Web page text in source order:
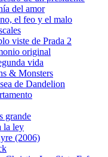
del amor
el feo y el malo
viste de Prada 2
original
vida
& Monsters
de Dandelion
grande
la ley
(2006)